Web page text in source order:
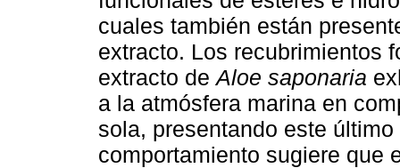
cuales también están
extracto. Los recubrimientos
extracto deAloe saponaria
a la atmósfera marina en
sola, presentando este
comportamiento sugiere que